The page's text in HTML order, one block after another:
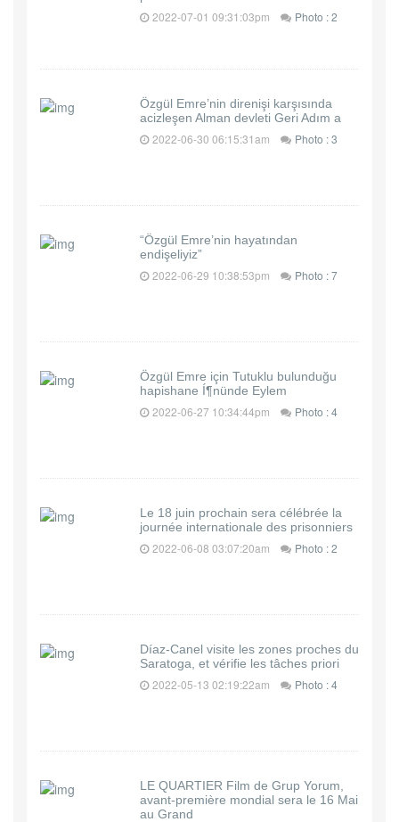
2022-07-01 09:31:03pm Photo : 2
Özgül Emre’nin direnişi karşısında
acizleşen Alman devleti Geri Adım a
2022-06-30 06:15:31am Photo : 3
“Özgül Emre’nin hayatından
endişeliyiz”
2022-06-29 10:38:53pm Photo : 7
Özgül Emre için Tutuklu bulunduğu
hapishane Í¶nünde Eylem
2022-06-27 10:34:44pm Photo : 4
Le 18 juin prochain sera célébrée la
journée internationale des prisonniers
2022-06-08 03:07:20am Photo : 2
Díaz-Canel visite les zones proches du
Saratoga, et vérifie les tâches priori
2022-05-13 02:19:22am Photo : 4
LE QUARTIER Film de Grup Yorum,
avant-première mondial sera le 16 Mai
au Grand